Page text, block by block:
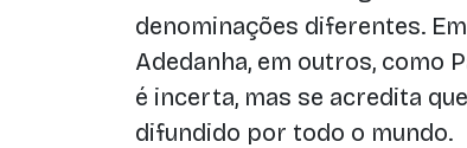
denominações diferentes.
Adedanha, em outros, como
é incerta, mas se acredita
difundido por todo o mundo.